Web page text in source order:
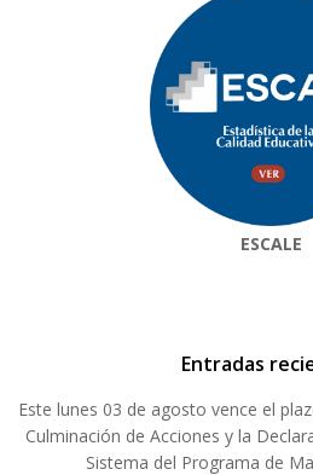
ESCALE
Entradas
Este lunes 03 de agosto vence el
Culminación de Acciones y la
Sistema del Programa de